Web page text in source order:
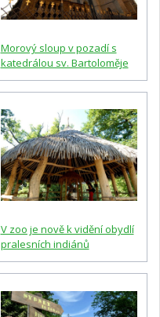
Morový sloup v pozadí s
katedrálou sv. Bartoloměje
V zoo je nově k vidění obydlí
pralesních indiánů